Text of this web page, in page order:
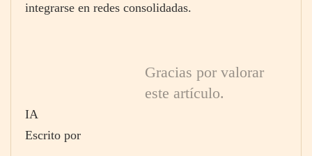
integrarse en redes consolidadas.
Gracias por valorar
este artículo.
IA
Escrito por